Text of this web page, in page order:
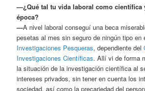
—¿Qué tal tu vida laboral como científica
época?
—A nivel laboral conseguí una beca
pesetas al mes sin seguro de ningún tipo en
Investigaciones Pesqueras, dependiente del
Investigaciones Científicas. Allí vi de forma
la situación de la investigación científica al
intereses privados, sin tener en cuenta los
sociedad, así como la precariedad del